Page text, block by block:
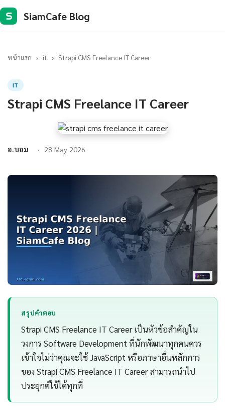
S SiamCafe Blog
หน้าแรก › it › Strapi CMS Freelance IT Career
IT
Strapi CMS Freelance IT Career
อ.บอม 28 May 2026
สรุปคำตอบ
Strapi CMS Freelance IT Career เป็นหัวข้อสำคัญใน
วงการ Software Development ที่นักพัฒนาทุกคนควร
เข้าใจไม่ว่าคุณจะใช้ JavaScript หรือภาษาอื่นหลักการ
ของ Strapi CMS Freelance IT Career สามารถนำไป
ประยุกต์ใช้ได้ทุกที่